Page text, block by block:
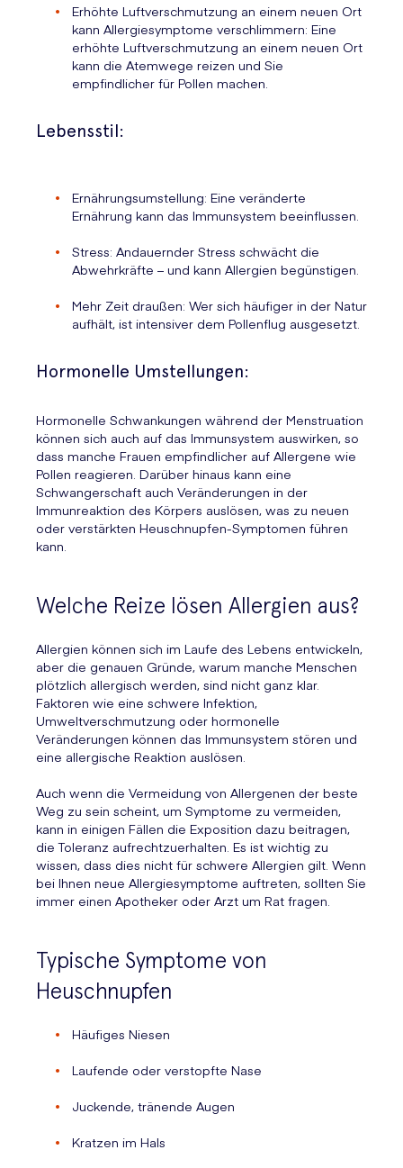
Erhöhte Luftverschmutzung an einem neuen Ort
kann Allergiesymptome verschlimmern: Eine
erhöhte Luftverschmutzung an einem neuen Ort
kann die Atemwege reizen und Sie
empfindlicher für Pollen machen.
Lebensstil:
Ernährungsumstellung: Eine veränderte
Ernährung kann das Immunsystem beeinflussen.
Stress: Andauernder Stress schwächt die
Abwehrkräfte – und kann Allergien begünstigen.
Mehr Zeit draußen: Wer sich häufiger in der Natur
aufhält, ist intensiver dem Pollenflug ausgesetzt.
Hormonelle Umstellungen:
Hormonelle Schwankungen während der Menstruation
können sich auch auf das Immunsystem auswirken, so
dass manche Frauen empfindlicher auf Allergene wie
Pollen reagieren. Darüber hinaus kann eine
Schwangerschaft auch Veränderungen in der
Immunreaktion des Körpers auslösen, was zu neuen
oder verstärkten Heuschnupfen-Symptomen führen
kann.
Welche Reize lösen Allergien aus?
Allergien können sich im Laufe des Lebens entwickeln,
aber die genauen Gründe, warum manche Menschen
plötzlich allergisch werden, sind nicht ganz klar.
Faktoren wie eine schwere Infektion,
Umweltverschmutzung oder hormonelle
Veränderungen können das Immunsystem stören und
eine allergische Reaktion auslösen.
Auch wenn die Vermeidung von Allergenen der beste
Weg zu sein scheint, um Symptome zu vermeiden,
kann in einigen Fällen die Exposition dazu beitragen,
die Toleranz aufrechtzuerhalten. Es ist wichtig zu
wissen, dass dies nicht für schwere Allergien gilt. Wenn
bei Ihnen neue Allergiesymptome auftreten, sollten Sie
immer einen Apotheker oder Arzt um Rat fragen.
Typische Symptome von
Heuschnupfen
Häufiges Niesen
Laufende oder verstopfte Nase
Juckende, tränende Augen
Kratzen im Hals